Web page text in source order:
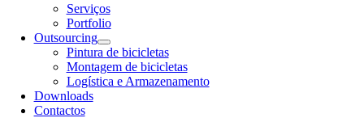
Serviços
Portfolio
Outsourcing
Pintura de bicicletas
Montagem de bicicletas
Logística e Armazenamento
Downloads
Contactos